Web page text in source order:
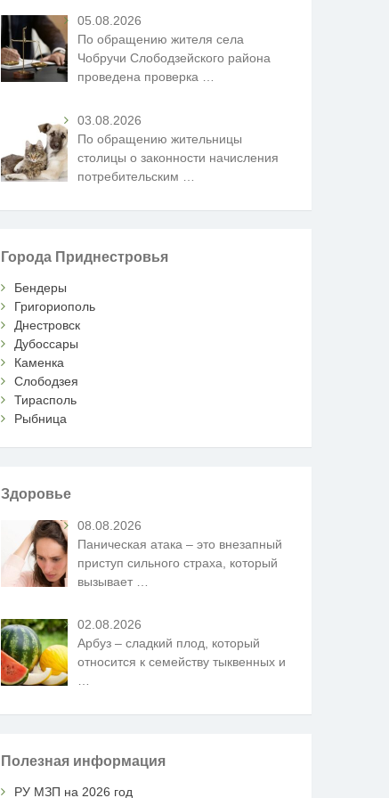
05.08.2026
По обращению жителя села
Чобручи Слободзейского района
проведена проверка …
03.08.2026
По обращению жительницы
столицы о законности начисления
потребительским
Города Приднестровья
Бендеры
Григориополь
Днестровск
Дубоссары
Каменка
Слободзея
Тирасполь
Рыбница
Здоровье
08.08.2026
Паническая атака – это внезапный
приступ сильного страха, который
вызывает
02.08.2026
Арбуз – сладкий плод, который
относится к семейству тыквенных и
Полезная информация
РУ МЗП на 2026 год